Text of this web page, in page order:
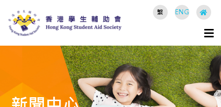
繁 ENG